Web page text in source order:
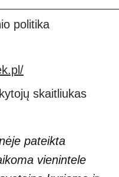
politika
pateikta
vienintele